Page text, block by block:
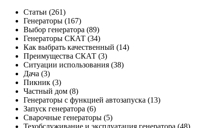
Статьи (261)
Генераторы (167)
Выбор генератора (89)
Генераторы СКАТ (34)
Как выбрать качественный (14)
Преимущества СКАТ (3)
Ситуации использования (38)
Дача (3)
Пикник (3)
Частный дом (8)
Генераторы с функцией автозапуска (13)
Запуск генератора (6)
Сварочные генераторы (5)
Техобслуживание и эксплуатация генератора (48)